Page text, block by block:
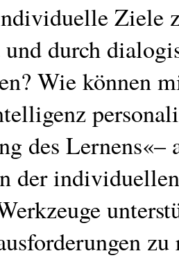
Ziele
durch
Wie können
des
der
zu